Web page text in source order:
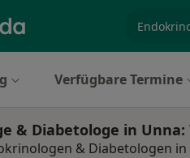
Verfügbare Termine
& Diabetologe in
& Diabetologen